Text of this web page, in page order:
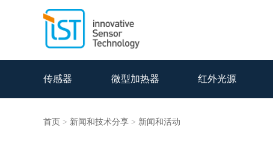
传感器 微型加热器 红外光源
首页 > 新闻和技术分享 > 新闻和活动